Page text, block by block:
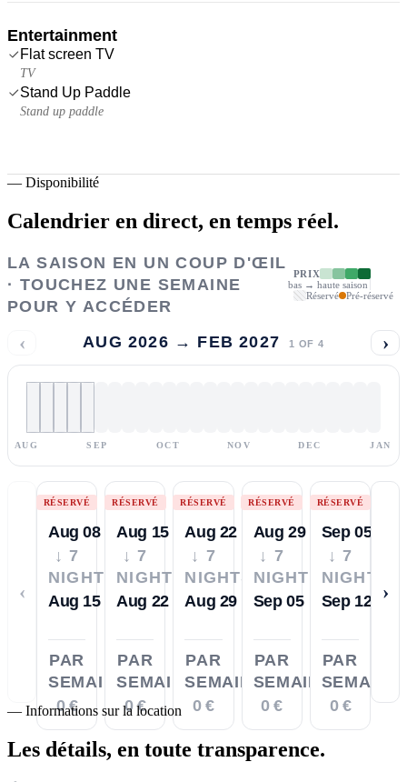
Entertainment
Flat screen TV
TV
Stand Up Paddle
Stand up paddle
— Disponibilité
Calendrier en direct, en temps réel.
LA SAISON EN UN COUP D'ŒIL
· TOUCHEZ UNE SEMAINE
POUR Y ACCÉDER
PRIX
bas → haute saison
Réservé
Pré-réservé
‹ AUG 2026 → FEB 2027 1 OF 4 ›
AUG SEP OCT NOV DEC JAN
‹
RÉSERVÉ
Aug 08
↓ 7
NIGHTS
Aug 15
PAR
SEMAINE
0 €
RÉSERVÉ
Aug 15
↓ 7
NIGHTS
Aug 22
PAR
SEMAINE
0 €
RÉSERVÉ
Aug 22
↓ 7
NIGHTS
Aug 29
PAR
SEMAINE
0 €
RÉSERVÉ
Aug 29
↓ 7
NIGHTS
Sep 05
PAR
SEMAINE
0 €
RÉSERVÉ
Sep 05
↓ 7
NIGHTS
Sep 12
PAR
SEMAINE
0 €
›
— Informations sur la location
Les détails, en toute transparence.